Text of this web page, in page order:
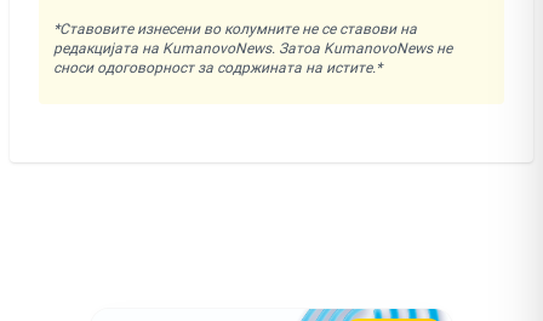
*Ставовите изнесени во колумните не се ставови на
редакцијата на KumanovoNews. Затоа KumanovoNews не
сноси одоговорност за содржината на истите.*